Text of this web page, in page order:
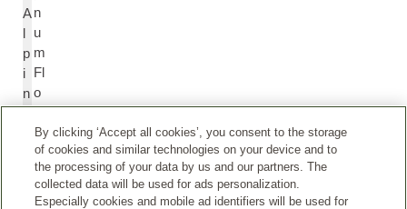
A
l
p
i
n
n
u
m
Fl
o
w
er
/L
e
af
By clicking ‘Accept all cookies’, you consent to the storage
of cookies and similar technologies on your device and to
the processing of your data by us and our partners. The
collected data will be used for ads personalization.
Especially cookies and mobile ad identifiers will be used for